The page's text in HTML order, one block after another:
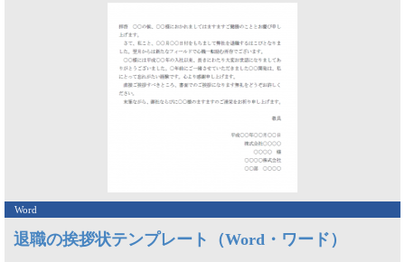
Word
退職の挨拶状テンプレート（Word・ワード）